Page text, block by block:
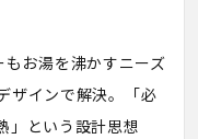
お湯を沸かすニーズ
ザインで解決。「必
」という設計思想